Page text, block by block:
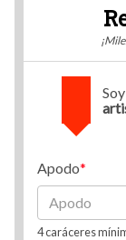
Apodo
4 caráceres